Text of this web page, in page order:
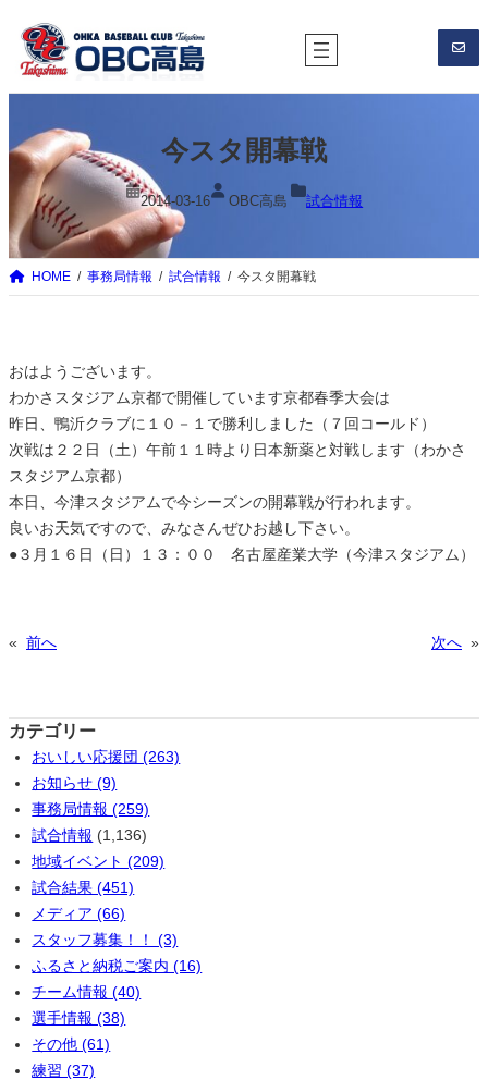
を
ス
ッ
今スタ開幕戦
2014-03-16 OBC高島 試合情報
HOME 事務局情報 試合情報 今スタ開幕戦
おはようございます。
わかさスタジアム京都で開催しています京都春季大会は
昨日、鴨沂クラブに１０－１で勝利しました（７回コールド）
次戦は２２日（土）午前１１時より日本新薬と対戦します（わかさ
スタジアム京都）
本日、今津スタジアムで今シーズンの開幕戦が行われます。
良いお天気ですので、みなさんぜひお越し下さい。
●３月１６日（日）１３：００ 名古屋産業大学（今津スタジアム）
« 前へ 次へ »
カテゴリー
おいしい応援団 (263)
お知らせ (9)
事務局情報 (259)
試合情報 (1,136)
地域イベント (209)
試合結果 (451)
メディア (66)
スタッフ募集！！ (3)
ふるさと納税ご案内 (16)
チーム情報 (40)
選手情報 (38)
その他 (61)
練習 (37)